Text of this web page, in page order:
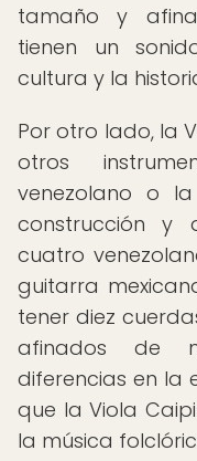
tamaño y
tienen un
cultura y la
Por otro lado, la
otros
venezolano o
construcción y
cuatro
guitarra
tener diez
afinados de
diferencias en la
que la Viola
la música